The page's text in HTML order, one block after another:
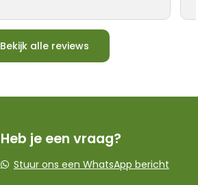
Bekijk alle reviews
Heb je een vraag?
Stuur ons een WhatsApp bericht